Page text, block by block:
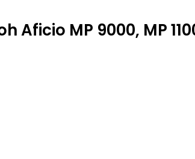
Aficio MP 9000, MP